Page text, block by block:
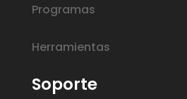
Programas
Herramientas
Soporte